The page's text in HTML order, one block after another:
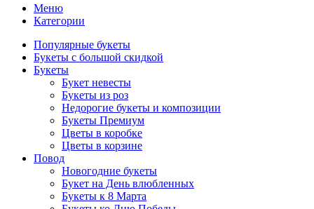
Меню
Категории
Популярные букеты
Букеты с большой скидкой
Букеты
Букет невесты
Букеты из роз
Недорогие букеты и композиции
Букеты Премиум
Цветы в коробке
Цветы в корзине
Повод
Новогодние букеты
Букет на День влюбленных
Букеты к 8 Марта